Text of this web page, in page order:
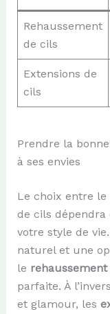
Rehaussement
de cils
Extensions de
cils
Prendre la
à ses envies
Le choix entre
de cils dépendra
votre style de
naturel et une
le
parfaite. À
et glamour, les